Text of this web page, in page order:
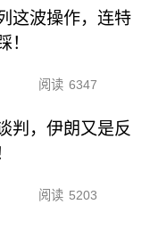
这波操作，连特
！
阅读 6347
判，伊朗又是反
阅读 5203